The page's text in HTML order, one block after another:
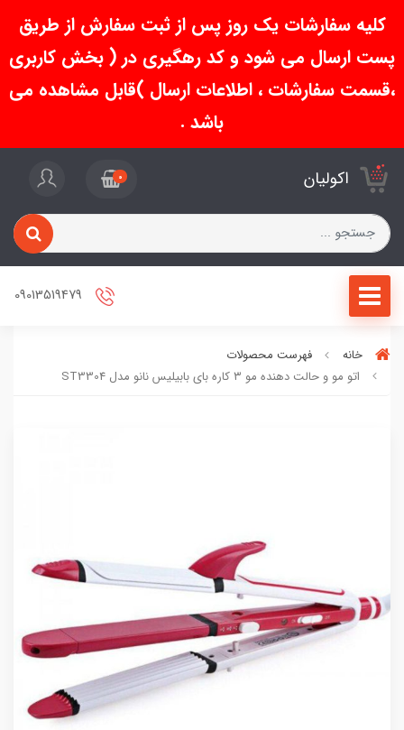
کلیه سفارشات یک روز پس از ثبت سفارش از طریق
پست ارسال می شود و کد رهگیری در ( بخش کاربری
،قسمت سفارشات ، اطلاعات ارسال )قابل مشاهده می
باشد .
اکولیان 0
خانه
فهرست محصولات
اتو مو و حالت دهنده مو ۳ کاره بای بابیلیس نانو مدل ST3304